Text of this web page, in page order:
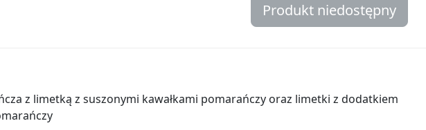
Produkt niedostępny
z limetką z suszonymi kawałkami pomarańczy oraz limetki z dodatkiem